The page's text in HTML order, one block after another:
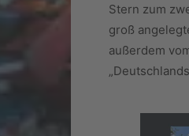
Stern zum
groß
außerdem